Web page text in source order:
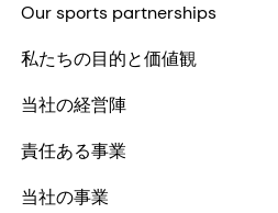
Our sports partnerships
私たちの目的と価値観
当社の経営陣
責任ある事業
当社の事業